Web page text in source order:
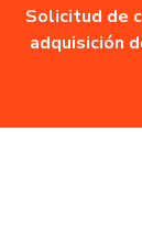
Solicitud de
adquisición